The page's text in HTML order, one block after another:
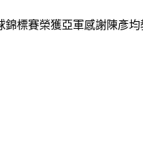
標賽榮獲亞軍感謝陳彥